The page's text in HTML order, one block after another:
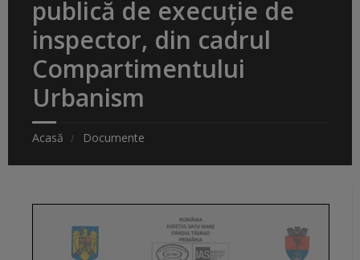
publică de execuție de
inspector, din cadrul
Compartimentului
Urbanism
Acasă Documente